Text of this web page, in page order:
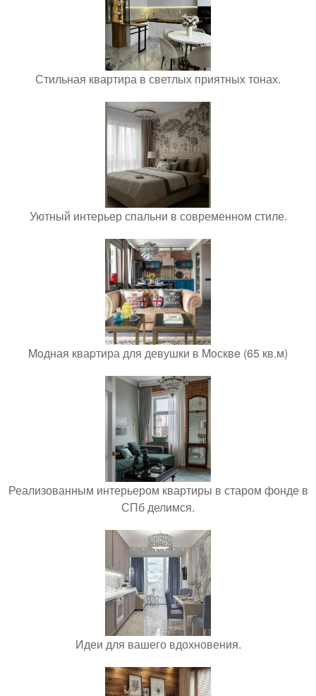
Стильная квартира в светлых приятных тонах.
Уютный интерьер спальни в современном стиле.
Moдная кваpтира для девушки в Moсквe (65 кв.м)
Реализованным интерьером квартиры в старом фонде в
СПб делимся.
Идеи для вашего вдохновения.